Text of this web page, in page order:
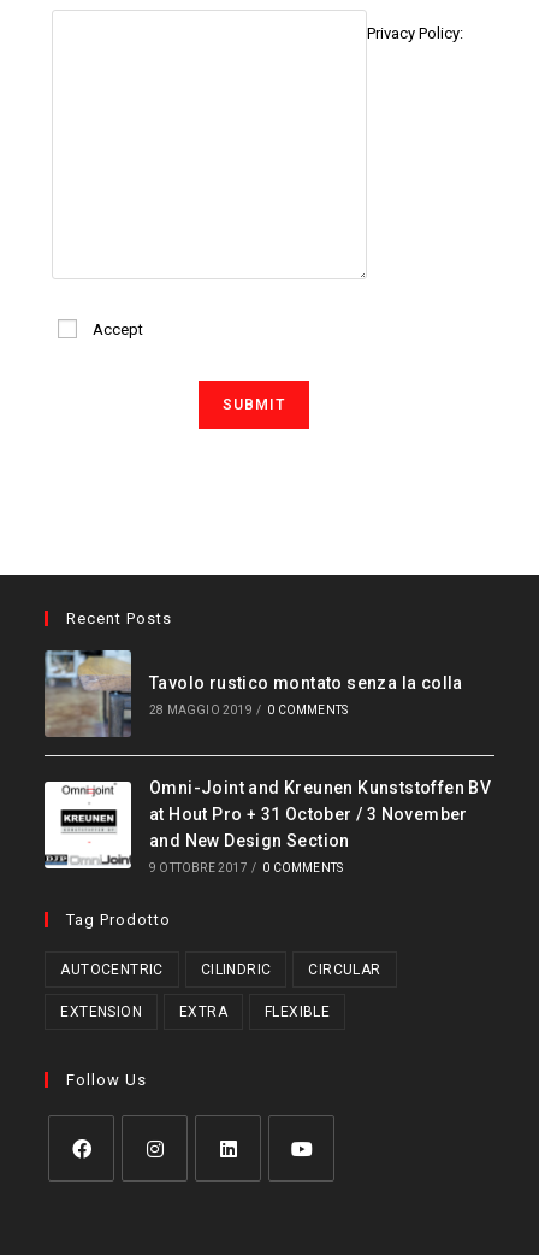
Privacy Policy:
Accept
Recent Posts
Tavolo rustico montato senza la colla
28 MAGGIO 2019 / 0 COMMENTS
Omni-Joint and Kreunen Kunststoffen BV
at Hout Pro + 31 October / 3 November
and New Design Section
9 OTTOBRE 2017 / 0 COMMENTS
Tag Prodotto
AUTOCENTRIC CILINDRIC CIRCULAR
EXTENSION EXTRA FLEXIBLE
Follow Us